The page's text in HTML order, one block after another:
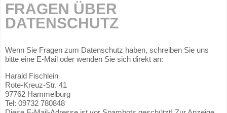
FRAGEN ÜBER
DATENSCHUTZ
Wenn Sie Fragen zum Datenschutz haben, schreiben Sie uns
bitte eine E-Mail oder wenden Sie sich direkt an:
Harald Fischlein
Rote-Kreuz-Str. 41
97762 Hammelburg
Tel: 09732 780848